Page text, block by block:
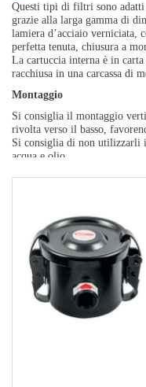
Questi tipi di filtri sono
grazie alla larga gamma di
lamiera d’acciaio verniciata,
perfetta tenuta, chiusura a
La cartuccia interna è in
racchiusa in una carcassa di
Montaggio
Si consiglia il montaggio
rivolta verso il basso,
Si consiglia di non utilizzarli
acqua e olio.
Manutenzione
cartuccia, ripulire le parti
cartuccia stessa.